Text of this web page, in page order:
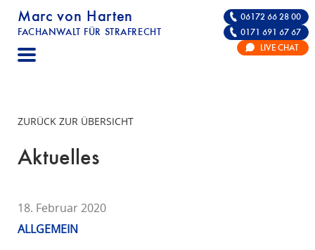
Marc von Harten
FACHANWALT FÜR STRAFRECHT
STRAFRECHT | RECHTSANWALT FÜR DIE
06172 66 28 00
0171 691 67 67
LIVE CHAT
ZURÜCK ZUR ÜBERSICHT
Aktuelles
18. Februar 2020
ALLGEMEIN